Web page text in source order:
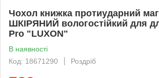
Чохол книжка протиударний
ШКІРЯНИЙ вологостійкий для
Pro "LUXON"
В наявності
Код: 18671290
Роздріб